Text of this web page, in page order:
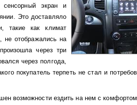
сенсорный экран и
Это доставляло
такие как климат
не отображались на
через три
через полгода,
покупатель терпеть не стал и
возможности ездить на нем с